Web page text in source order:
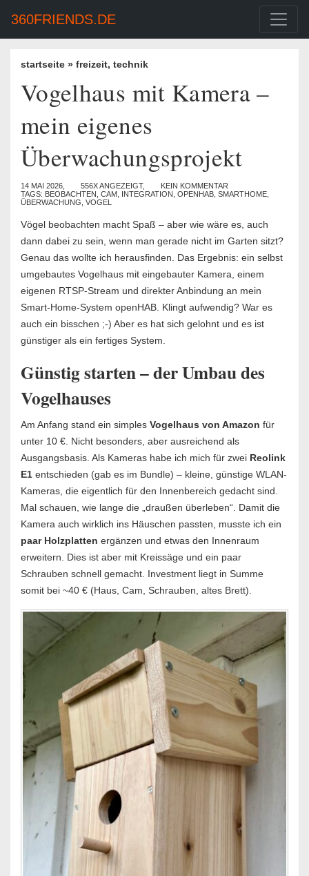
360FRIENDS.DE
startseite » freizeit, technik
Vogelhaus mit Kamera –
mein eigenes
Überwachungsprojekt
14 MAI 2026, 556X ANGEZEIGT,
KEIN KOMMENTAR
TAGS: BEOBACHTEN CAM INTEGRATION OPENHAB SMARTHOME
ÜBERWACHUNG VOGEL
Vögel beobachten macht Spaß – aber wie wäre es, auch
dann dabei zu sein, wenn man gerade nicht im Garten sitzt?
Genau das wollte ich herausfinden. Das Ergebnis: ein selbst
umgebautes Vogelhaus mit eingebauter Kamera, einem
eigenen RTSP-Stream und direkter Anbindung an mein
Smart-Home-System openHAB. Klingt aufwendig? War es
auch ein bisschen ;-) Aber es hat sich gelohnt und es ist
günstiger als ein fertiges System.
Günstig starten – der Umbau des
Vogelhauses
Am Anfang stand ein simples Vogelhaus von Amazon für
unter 10 €. Nicht besonders, aber ausreichend als
Ausgangsbasis. Als Kameras habe ich mich für zwei Reolink
E1 entschieden (gab es im Bundle) – kleine, günstige WLAN-
Kameras, die eigentlich für den Innenbereich gedacht sind.
Mal schauen, wie lange die „draußen überleben“. Damit die
Kamera auch wirklich ins Häuschen passten, musste ich ein
paar Holzplatten ergänzen und etwas den Innenraum
erweitern. Dies ist aber mit Kreissäge und ein paar
Schrauben schnell gemacht. Investment liegt in Summe
somit bei ~40 € (Haus, Cam, Schrauben, altes Brett).